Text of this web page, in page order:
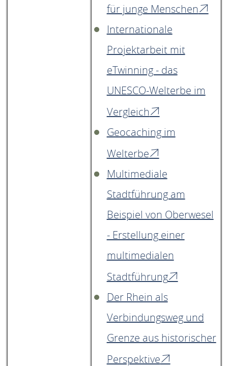
für junge Menschen
Internationale
Projektarbeit mit
eTwinning - das
UNESCO-Welterbe im
Vergleich
Geocaching im
Welterbe
Multimediale
Stadtführung am
Beispiel von Oberwesel
- Erstellung einer
multimedialen
Stadtführung
Der Rhein als
Verbindungsweg und
Grenze aus historischer
Perspektive